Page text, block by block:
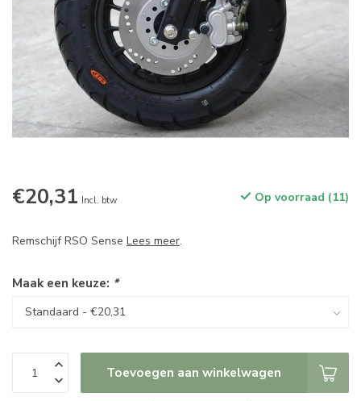
€20,31 Incl. btw Op voorraad (11)
Remschijf RSO Sense Lees meer.
Maak een keuze: *
Toevoegen aan winkelwagen